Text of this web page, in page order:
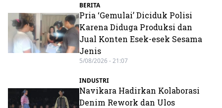
BERITA
Pria ‘Gemulai’ Diciduk Polisi
Karena Diduga Produksi dan
Jual Konten Esek-esek Sesama
Jenis
5/08/2026 - 21:07
INDUSTRI
Navikara Hadirkan Kolaborasi
Denim Rework dan Ulos